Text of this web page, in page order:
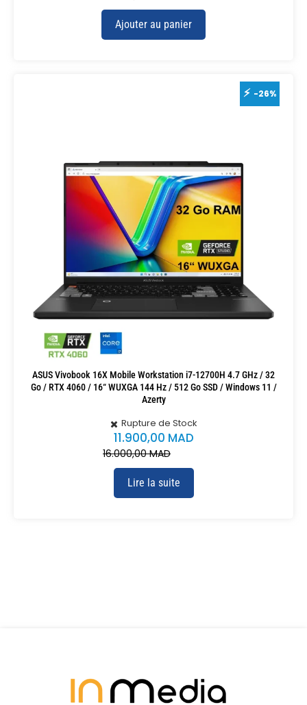
Ajouter au panier
-26%
Rupture de Stock
ASUS Vivobook 16X Mobile Workstation i7-12700H 4.7 GHz / 32
Go / RTX 4060 / 16“ WUXGA 144 Hz / 512 Go SSD / Windows 11 /
Azerty
16.000,00MAD
11.900,00 MAD
Lire la suite